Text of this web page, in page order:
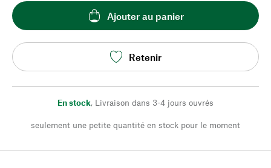
Ajouter au panier
Retenir
En stock, Livraison dans 3-4 jours ouvrés
seulement une petite quantité en stock pour le moment